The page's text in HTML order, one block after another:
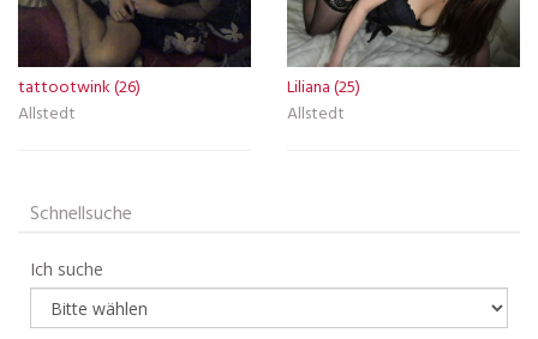
tattootwink (26)
Allstedt
Liliana (25)
Allstedt
Schnellsuche
Ich suche